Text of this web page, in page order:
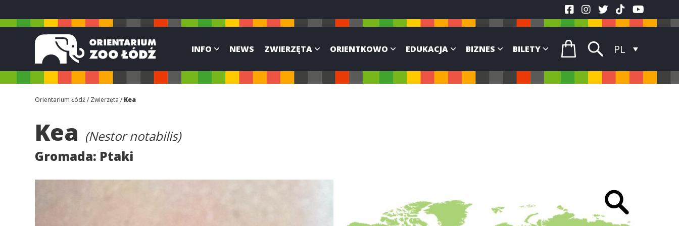
INFO NEWS ZWIERZĘTA ORIENTKOWO EDUKACJA BIZNES BILETY PL
Orientarium Łódź Zwierzęta Kea
Kea (Nestor notabilis)
Gromada: Ptaki